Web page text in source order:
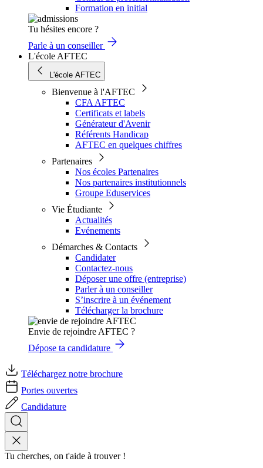
Formation en initial
Tu hésites encore ?
Parle à un conseiller
L'école AFTEC
L'école AFTEC
Bienvenue à l'AFTEC
CFA AFTEC
Certificats et labels
Générateur d'Avenir
Référents Handicap
AFTEC en quelques chiffres
Partenaires
Nos écoles Partenaires
Nos partenaires institutionnels
Groupe Eduservices
Vie Étudiante
Actualités
Evénements
Démarches & Contacts
Candidater
Contactez-nous
Déposer une offre (entreprise)
Parler à un conseiller
S’inscrire à un événement
Télécharger la brochure
Envie de rejoindre AFTEC ?
Dépose ta candidature
Téléchargez notre brochure
Portes ouvertes
Candidature
Tu cherches, on t'aide à trouver !